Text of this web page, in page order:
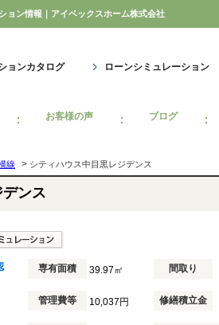
ョン情報｜アイベックスホーム株式会社
ョンカタログ ローンシミュレーション
お客様の声 ブログ
線 > シティハウス中目黒レジデンス
ンス
専有面積 39.97㎡ 間取り
管理費等 10,037円 修繕積立金